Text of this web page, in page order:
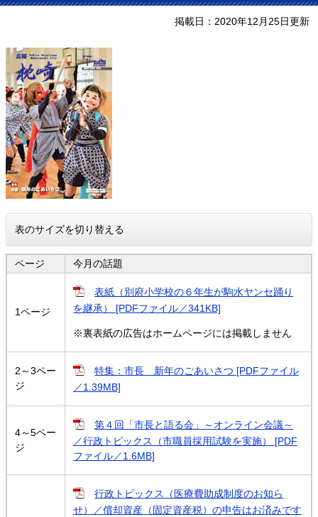
掲載日：2020年12月25日更新
表のサイズを切り替える
ページ 今月の話題
1ページ
表紙（別府小学校の６年生が駒水ヤンセ踊り
を継承） [PDFファイル／341KB]
※裏表紙の広告はホームページには掲載しません
2～3ペー
ジ
特集：市長 新年のごあいさつ [PDFファイル
／1.39MB]
4～5ペー
ジ
第４回「市長と語る会」～オンライン会議～
／行政トピックス（市職員採用試験を実施） [PDF
ファイル／1.6MB]
行政トピックス（医療費助成制度のお知ら
せ）／償却資産（固定資産税）の申告はお済みです